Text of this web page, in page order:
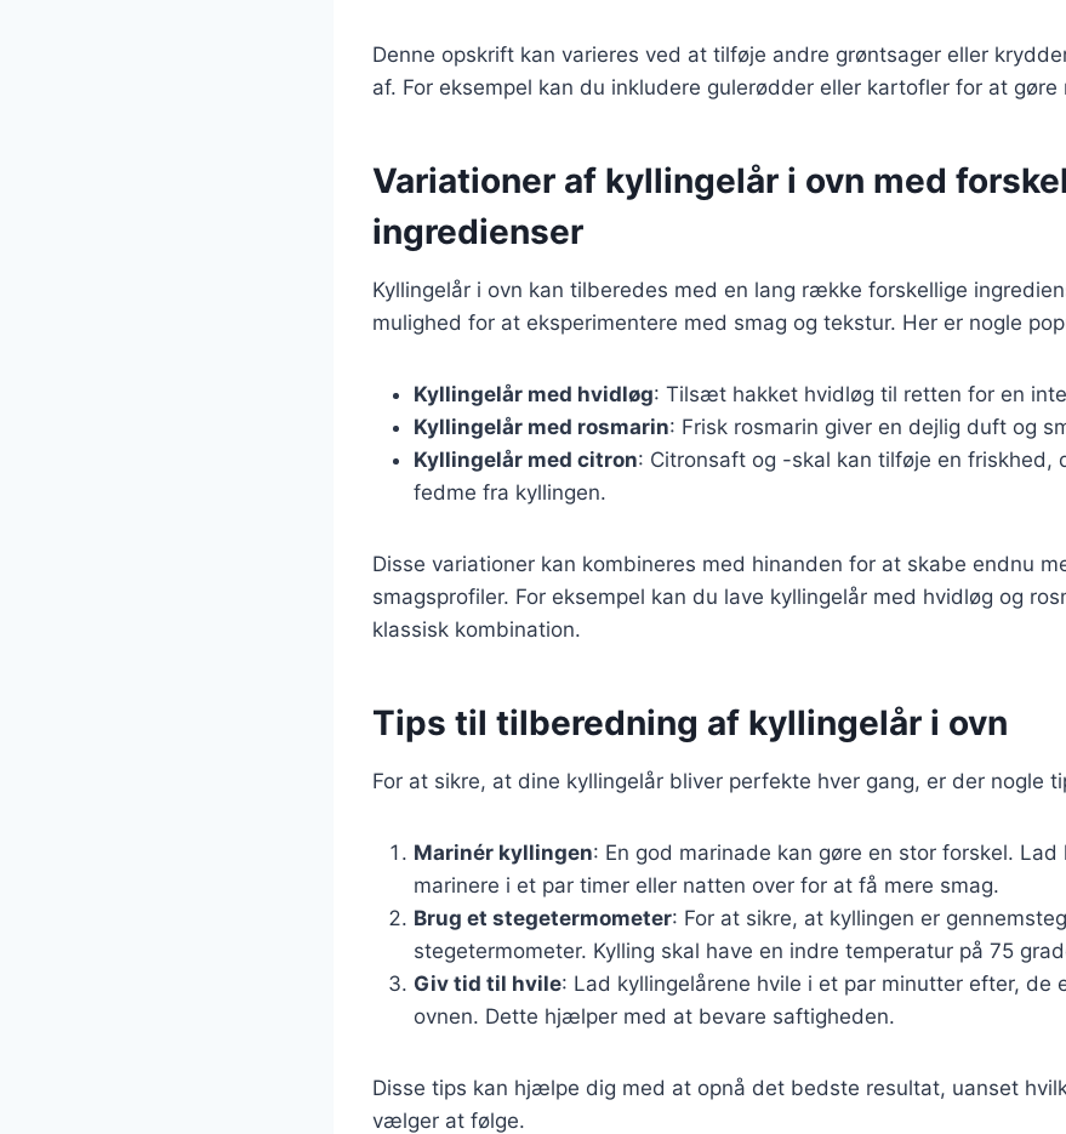
Denne opskrift kan varieres ved at tilføje andre grøntsager eller
af. For eksempel kan du inkludere gulerødder eller kartofler for at
Variationer af kyllingelår i ovn med
ingredienser
Kyllingelår i ovn kan tilberedes med en lang række forskellige
mulighed for at eksperimentere med smag og tekstur. Her er nogle
Kyllingelår med hvidløg: Tilsæt hakket hvidløg til retten for en
Kyllingelår med rosmarin: Frisk rosmarin giver en dejlig duft og
Kyllingelår med citron: Citronsaft og -skal kan tilføje en friskhed,
fedme fra kyllingen.
Disse variationer kan kombineres med hinanden for at skabe endnu
smagsprofiler. For eksempel kan du lave kyllingelår med hvidløg og
klassisk kombination.
Tips til tilberedning af kyllingelår i ovn
For at sikre, at dine kyllingelår bliver perfekte hver gang, er der nogle
Marinér kyllingen: En god marinade kan gøre en stor forskel. Lad
marinere i et par timer eller natten over for at få mere smag.
Brug et stegetermometer: For at sikre, at kyllingen er
stegetermometer. Kylling skal have en indre temperatur på 75
Giv tid til hvile: Lad kyllingelårene hvile i et par minutter efter, de
ovnen. Dette hjælper med at bevare saftigheden.
Disse tips kan hjælpe dig med at opnå det bedste resultat, uanset
vælger at følge.